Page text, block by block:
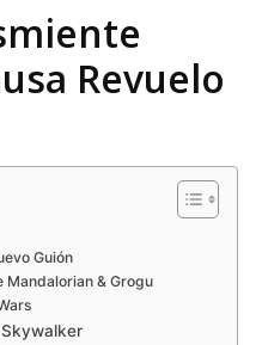
Revuelo
Guión
Mandalorian & Grogu